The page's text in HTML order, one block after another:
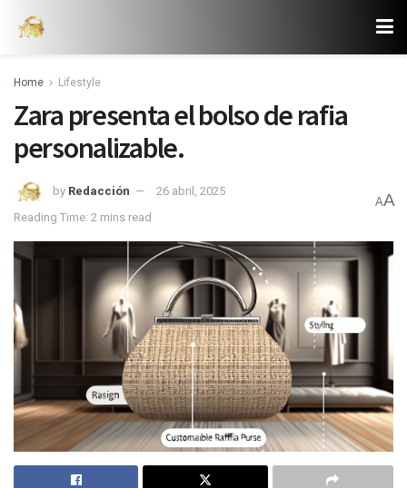
Home Lifestyle
Zara presenta el bolso de rafia
personalizable.
by Redacción
26 abril, 2025
Reading Time: 2 mins read
AA